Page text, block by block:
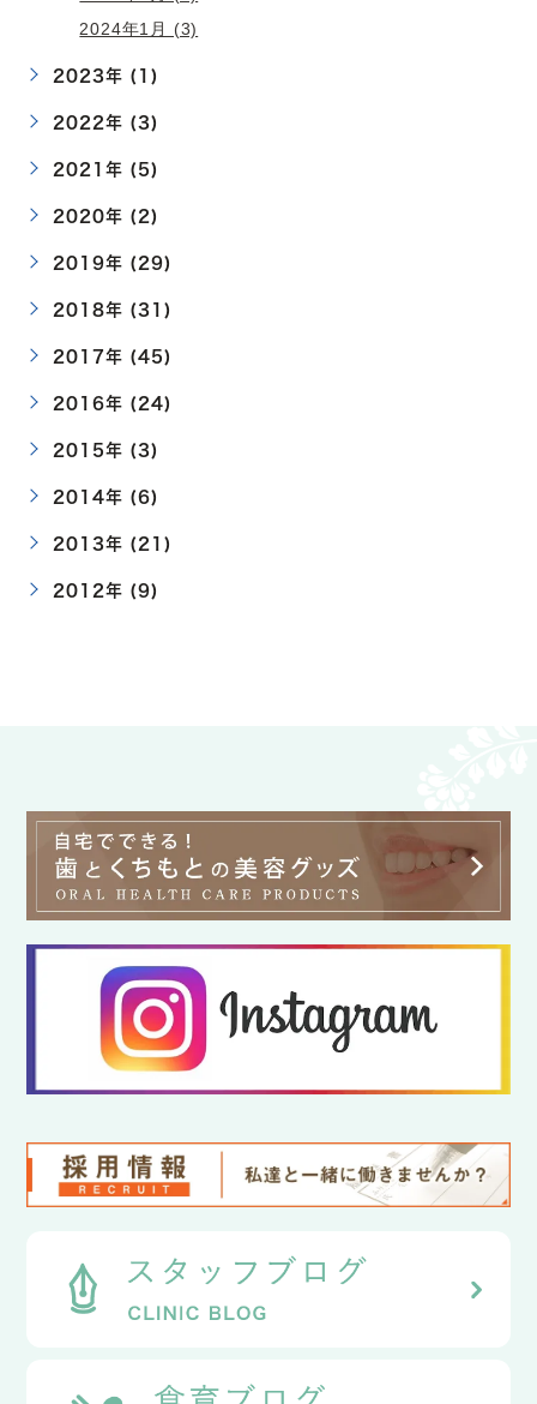
2024年1月 (3)
2023年 (1)
2022年 (3)
2021年 (5)
2020年 (2)
2019年 (29)
2018年 (31)
2017年 (45)
2016年 (24)
2015年 (3)
2014年 (6)
2013年 (21)
2012年 (9)